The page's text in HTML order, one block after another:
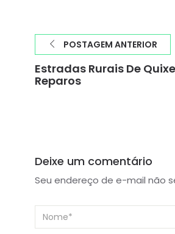
POSTAGEM ANTERIOR
Estradas Rurais De
Reparos
Deixe um comentário
Seu endereço de e-mail não